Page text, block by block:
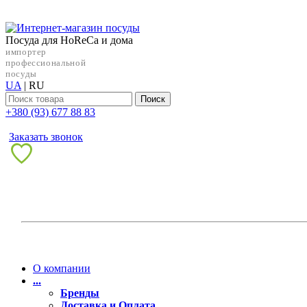
Посуда для HoReCa и дома
импортер
профессиональной
посуды
UA | RU
Поиск
+38‎0 (93) 677 88 83
Заказать звонок
О компании
...
Бренды